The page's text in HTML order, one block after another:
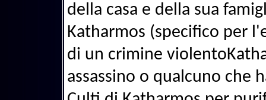
della casa e della sua
Katharmos (specifico per
di un crimine
assassino o qualcuno che